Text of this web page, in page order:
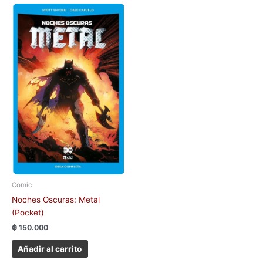
Comic
Noches Oscuras: Metal
(Pocket)
₲ 150.000
Añadir al carrito